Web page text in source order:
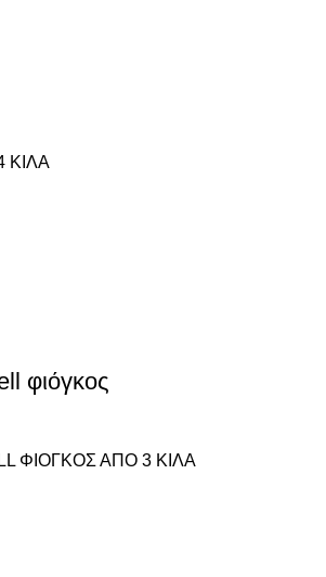
ΚΙΛΑ
φιόγκος
ΦΙΟΓΚΟΣ ΑΠΟ 3 ΚΙΛΑ